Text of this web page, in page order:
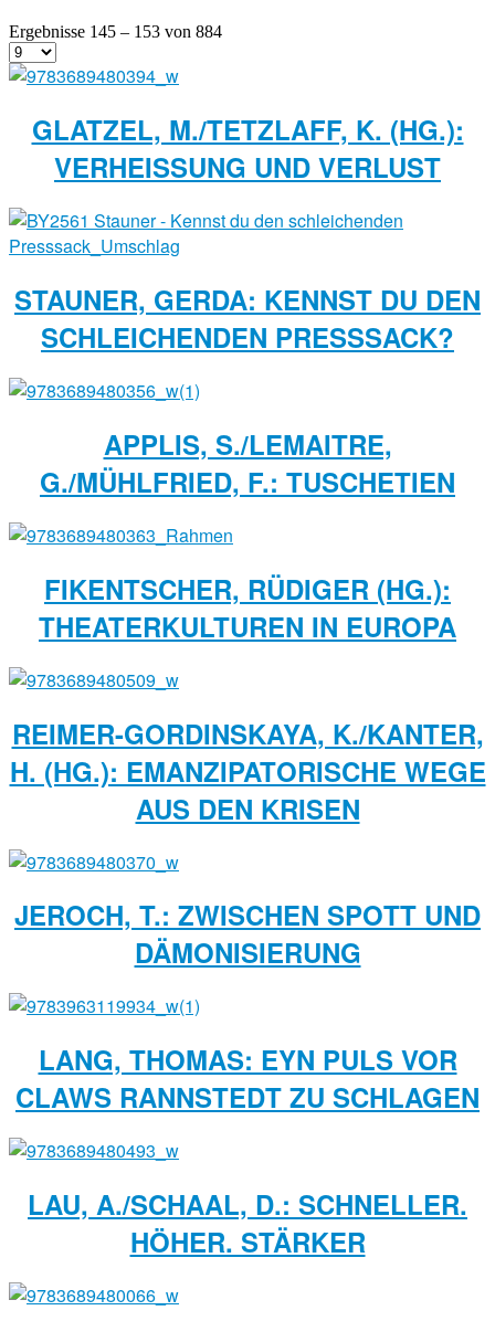
Ergebnisse 145 – 153 von 884
GLATZEL, M./TETZLAFF, K. (HG.):
VERHEISSUNG UND VERLUST
STAUNER, GERDA: KENNST DU DEN
SCHLEICHENDEN PRESSSACK?
APPLIS, S./LEMAITRE,
G./MÜHLFRIED, F.: TUSCHETIEN
FIKENTSCHER, RÜDIGER (HG.):
THEATERKULTUREN IN EUROPA
REIMER-GORDINSKAYA, K./KANTER,
H. (HG.): EMANZIPATORISCHE WEGE
AUS DEN KRISEN
JEROCH, T.: ZWISCHEN SPOTT UND
DÄMONISIERUNG
LANG, THOMAS: EYN PULS VOR
CLAWS RANNSTEDT ZU SCHLAGEN
LAU, A./SCHAAL, D.: SCHNELLER.
HÖHER. STÄRKER